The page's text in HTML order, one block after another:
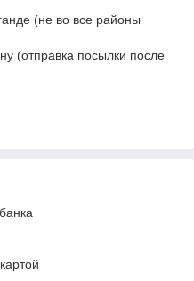
(не во все районы
(отправка посылки после